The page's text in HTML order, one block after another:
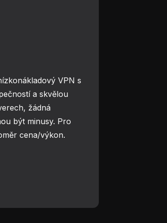
VPN s
a skvělou
žádná
být minusy. Pro
cena/výkon.